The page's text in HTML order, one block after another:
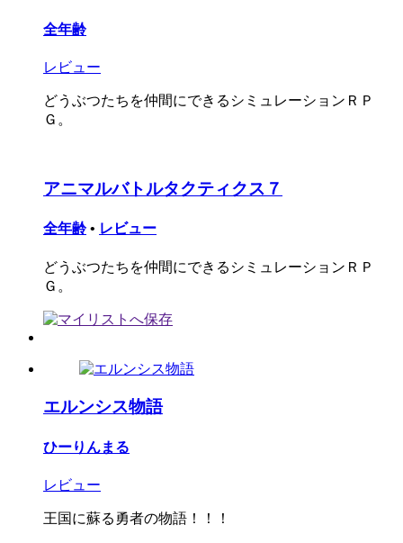
全年齢
レビュー
どうぶつたちを仲間にできるシミュレーションＲＰ
Ｇ。
アニマルバトルタクティクス７
全年齢 • レビュー
どうぶつたちを仲間にできるシミュレーションＲＰ
Ｇ。
エルンシス物語
ひーりんまる
レビュー
王国に蘇る勇者の物語！！！